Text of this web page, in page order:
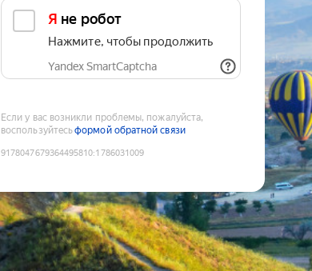
Я не робот
Нажмите, чтобы продолжить
Yandex SmartCaptcha
Если у вас возникли проблемы, пожалуйста,
воспользуйтесьформой обратной связи
9178047679364495810:1786031009